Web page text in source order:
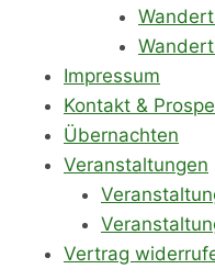
Impressum
Kontakt &
Übernachten
Veranstaltungen
Vertrag